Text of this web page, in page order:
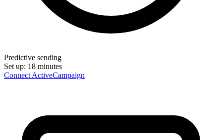
Predictive sending
Set up: 18 minutes
Connect ActiveCampaign